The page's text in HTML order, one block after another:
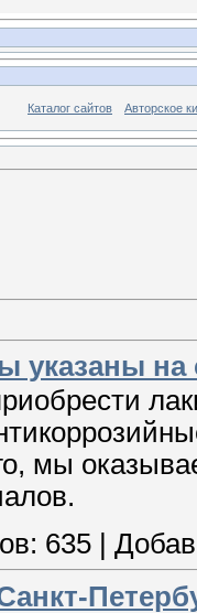
Каталог сайтов Авторское
указаны на
мы
635